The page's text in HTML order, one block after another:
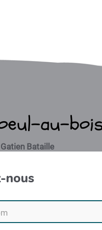
au-
Bataille
nous